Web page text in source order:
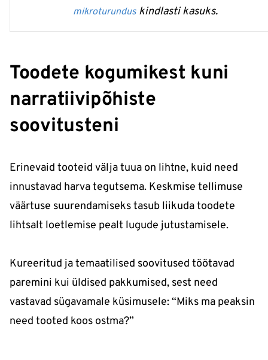
mikroturundus kindlasti kasuks.
Toodete kogumikest kuni
narratiivipõhiste
soovitusteni
Erinevaid tooteid välja tuua on lihtne, kuid need
innustavad harva tegutsema. Keskmise tellimuse
väärtuse suurendamiseks tasub liikuda toodete
lihtsalt loetlemise pealt lugude jutustamisele.
Kureeritud ja temaatilised soovitused töötavad
paremini kui üldised pakkumised, sest need
vastavad sügavamale küsimusele: “Miks ma peaksin
need tooted koos ostma?”